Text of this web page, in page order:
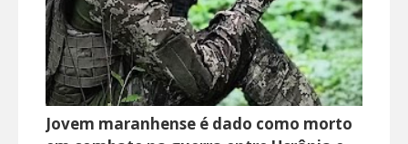
Jovem maranhense é dado como morto